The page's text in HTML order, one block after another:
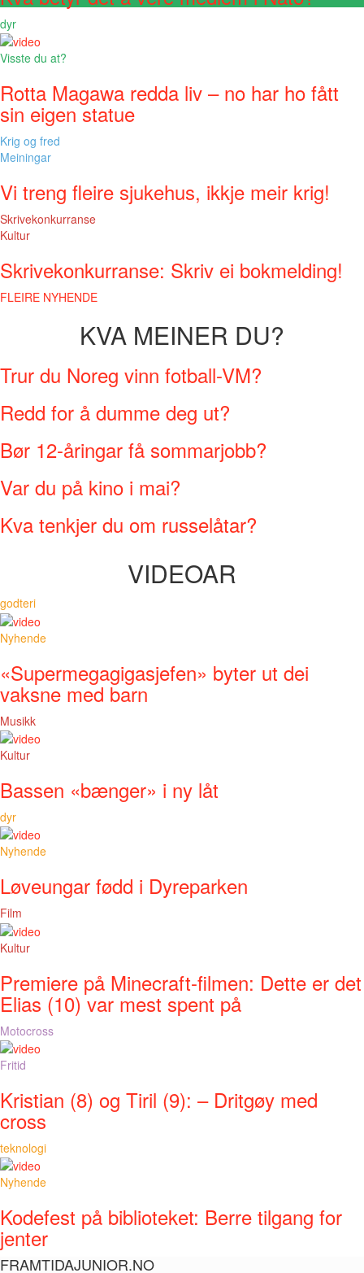
dyr
Visste du at?
Rotta Magawa redda liv – no har ho fått
sin eigen statue
Krig og fred
Meiningar
Vi treng fleire sjukehus, ikkje meir krig!
Skrivekonkurranse
Kultur
Skrivekonkurranse: Skriv ei bokmelding!
FLEIRE NYHENDE
KVA MEINER DU?
Trur du Noreg vinn fotball-VM?
Redd for å dumme deg ut?
Bør 12-åringar få sommarjobb?
Var du på kino i mai?
Kva tenkjer du om russelåtar?
VIDEOAR
godteri
Nyhende
«Supermegagigasjefen» byter ut dei
vaksne med barn
Musikk
Kultur
Bassen «bænger» i ny låt
dyr
Nyhende
Løveungar fødd i Dyreparken
Film
Kultur
Premiere på Minecraft-filmen: Dette er det
Elias (10) var mest spent på
Motocross
Fritid
Kristian (8) og Tiril (9): – Dritgøy med
cross
teknologi
Nyhende
Kodefest på biblioteket: Berre tilgang for
jenter
FRAMTIDAJUNIOR.NO